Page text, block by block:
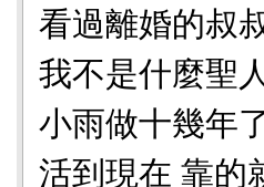
看過離婚的叔
我不是什麼聖
小雨做十幾年
活到現在 靠的